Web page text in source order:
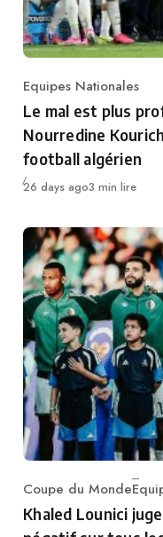
Category
Equipes Nationales
Le mal est plus
Nourredine
football algérien
Publié
26 days ago3 min lire
Category
Coupe du Monde
Khaled Lounici